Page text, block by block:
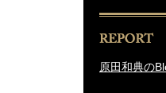
原田和典の